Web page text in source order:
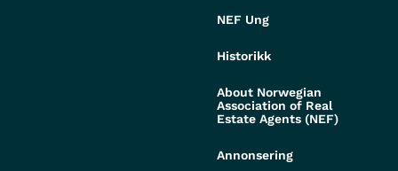
NEF Ung
Historikk
About Norwegian
Association of Real
Estate Agents (NEF)
Annonsering